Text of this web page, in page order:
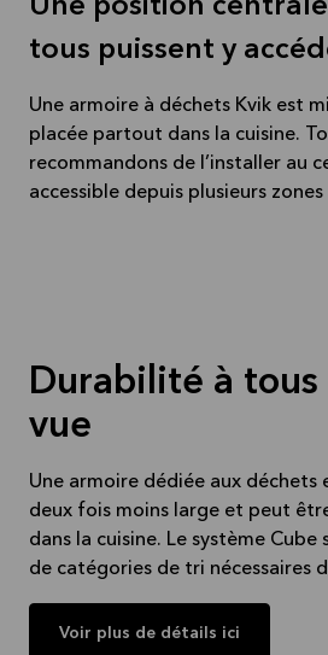
Une position
tous puissent y
Une armoire à déchets Kvik est
placée partout dans la cuisine.
recommandons de l’installer au
accessible depuis plusieurs
Durabilité à
vue
Une armoire dédiée aux déchets
deux fois moins large et peut
dans la cuisine. Le système Cube
de catégories de tri nécessaires
Voir plus de détails ici